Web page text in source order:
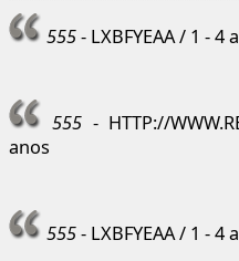
555- LXBFYEAA / 1 - 4
555 - HTTP://
anos
555- LXBFYEAA / 1 - 4